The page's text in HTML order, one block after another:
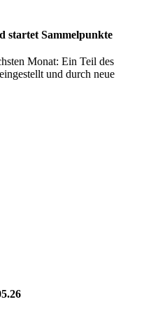
startet Sammelpunkte
Monat: Ein Teil des
und durch neue